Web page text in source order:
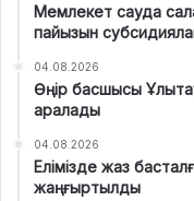
Мемлекет сауда
пайызын
04.08.2026
Өңір басшысы
аралады
04.08.2026
Елімізде жаз
жаңғыртылды